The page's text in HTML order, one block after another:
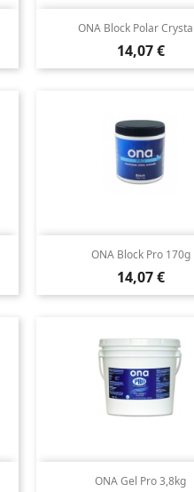
ONA Block Polar
Cena
14,07 €
ONA Block Pro 170g
Cena
14,07 €
ONA Gel Pro 3,8kg